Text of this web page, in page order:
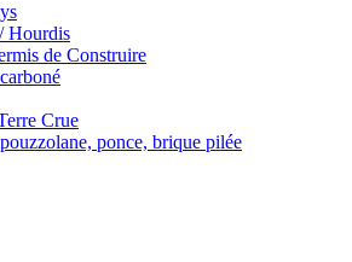
Hourdis
de Construire
Crue
ponce, brique pilée